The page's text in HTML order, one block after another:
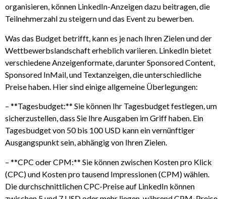
organisieren, können LinkedIn-Anzeigen dazu beitragen, die
Teilnehmerzahl zu steigern und das Event zu bewerben.
Was das Budget betrifft, kann es je nach Ihren Zielen und der
Wettbewerbslandschaft erheblich variieren. LinkedIn bietet
verschiedene Anzeigenformate, darunter Sponsored Content,
Sponsored InMail, und Textanzeigen, die unterschiedliche
Preise haben. Hier sind einige allgemeine Überlegungen:
– **Tagesbudget:** Sie können Ihr Tagesbudget festlegen, um
sicherzustellen, dass Sie Ihre Ausgaben im Griff haben. Ein
Tagesbudget von 50 bis 100 USD kann ein vernünftiger
Ausgangspunkt sein, abhängig von Ihren Zielen.
– **CPC oder CPM:** Sie können zwischen Kosten pro Klick
(CPC) und Kosten pro tausend Impressionen (CPM) wählen.
Die durchschnittlichen CPC-Preise auf LinkedIn können